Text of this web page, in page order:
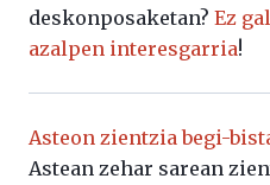
deskonposaketan? Ez
azalpen interesgarria!
Asteon zientzia begi-
Astean zehar sarean